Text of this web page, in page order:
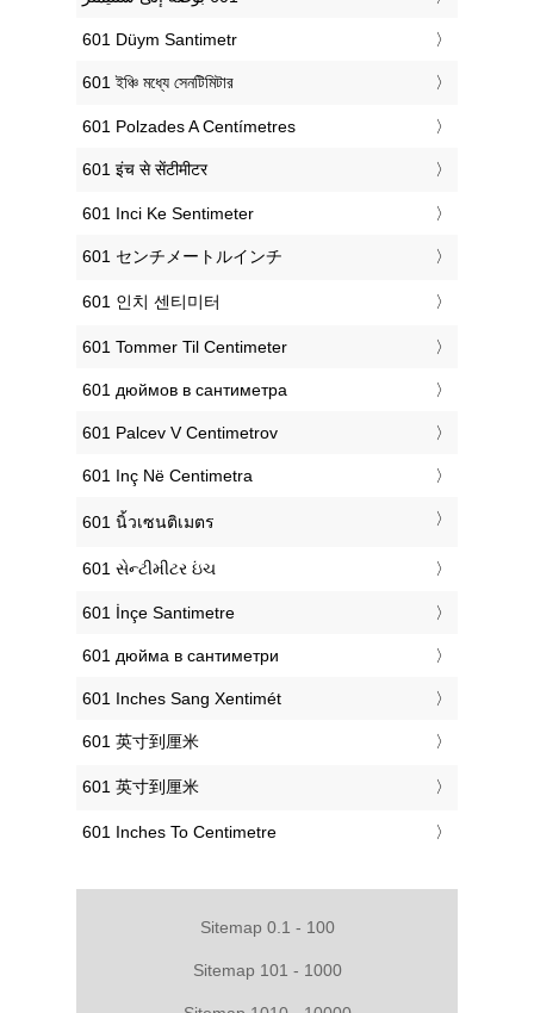
‎601 Düym Santimetr
‎601 ইঞ্চি মধ্যে সেনটিমিটার
‎601 Polzades A Centímetres
‎601 इंच से सेंटीमीटर
‎601 Inci Ke Sentimeter
‎601 センチメートルインチ
‎601 인치 센티미터
‎601 Tommer Til Centimeter
‎601 дюймов в сантиметра
‎601 Palcev V Centimetrov
‎601 Inç Në Centimetra
‎601 นิ้วเซนติเมตร
‎601 સેન્ટીમીટર ઇંચ
‎601 İnçe Santimetre
‎601 дюйма в сантиметри
‎601 Inches Sang Xentimét
‎601 英寸到厘米
‎601 英寸到厘米
‎601 Inches To Centimetre
Sitemap 0.1 - 100
Sitemap 101 - 1000